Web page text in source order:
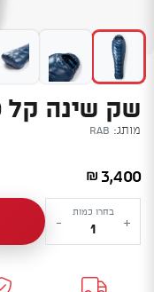
שק שינה קל MYTHIC 400
מותג: Rab
₪ 3,400
+
כמות
של
שינה
בחרו כמות
-